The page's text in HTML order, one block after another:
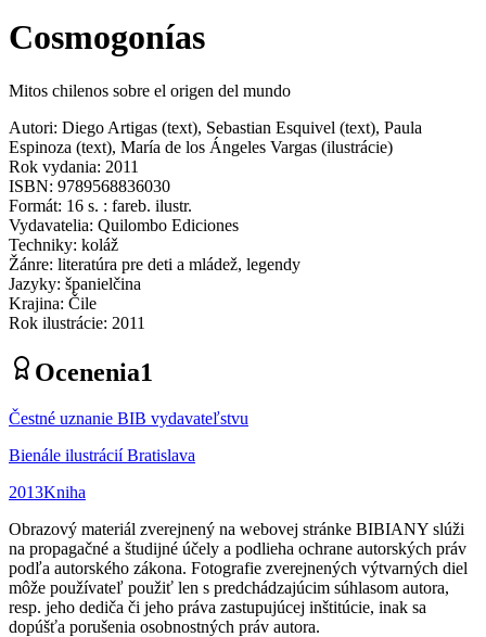
Cosmogonías
Mitos chilenos sobre el origen del mundo
Autori: Diego Artigas (text), Sebastian Esquivel (text), Paula
Espinoza (text), María de los Ángeles Vargas (ilustrácie)
Rok vydania: 2011
ISBN: 9789568836030
Formát: 16 s. : fareb. ilustr.
Vydavatelia: Quilombo Ediciones
Techniky: koláž
Žánre: literatúra pre deti a mládež, legendy
Jazyky: španielčina
Krajina: Čile
Rok ilustrácie: 2011
Ocenenia1
Čestné uznanie BIB vydavateľstvu
Bienále ilustrácií Bratislava
2013Kniha
Obrazový materiál zverejnený na webovej stránke BIBIANY slúži
na propagačné a študijné účely a podlieha ochrane autorských práv
podľa autorského zákona. Fotografie zverejnených výtvarných diel
môže používateľ použiť len s predchádzajúcim súhlasom autora,
resp. jeho dediča či jeho práva zastupujúcej inštitúcie, inak sa
dopúšťa porušenia osobnostných práv autora.